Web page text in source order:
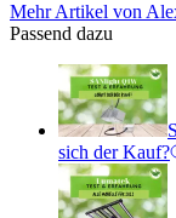
Mehr Artikel von
Passend dazu
sich der Kauf?